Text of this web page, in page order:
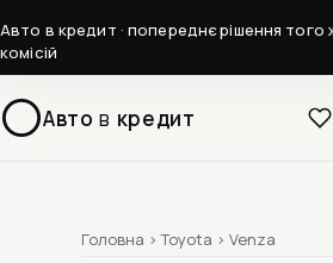
Авто в кредит · попереднє рішення того
комісій
Авто в кредит
Головна › Toyota › Venza